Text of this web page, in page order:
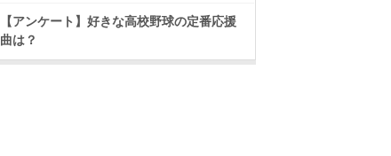
【アンケート】好きな高校野球の定番応援
曲は？